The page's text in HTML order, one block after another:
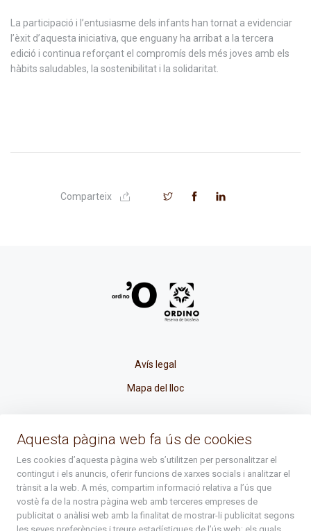
La participació i l’entusiasme dels infants han tornat a evidenciar
l’èxit d’aquesta iniciativa, que enguany ha arribat a la tercera
edició i continua reforçant el compromís dels més joves amb els
hàbits saludables, la sostenibilitat i la solidaritat.
Comparteix
Avís legal
Mapa del lloc
atenciociutadana@ordino.ad
+376 878 100
De Dl. a Dv. : de 8 a 16h (els divendres a partir de l'1 de juny
fins al divendres de la setmana de Meritxell : de 8 a 14h)
Aquesta pàgina web fa ús de cookies
Les cookies d’aquesta pàgina web s’utilitzen per personalitzar el
contingut i els anuncis, oferir funcions de xarxes socials i analitzar el
trànsit a la web. A més, compartim informació relativa a l’ús que
vostè fa de la nostra pàgina web amb terceres empreses de
publicitat o anàlisi web amb la finalitat de mostrar-li publicitat segons